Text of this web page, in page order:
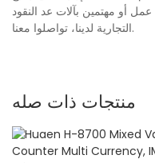
أو مهتمين بآلات عد النقود
التجارية لدينا، تواصلوا معنا.
منتجات ذات صله